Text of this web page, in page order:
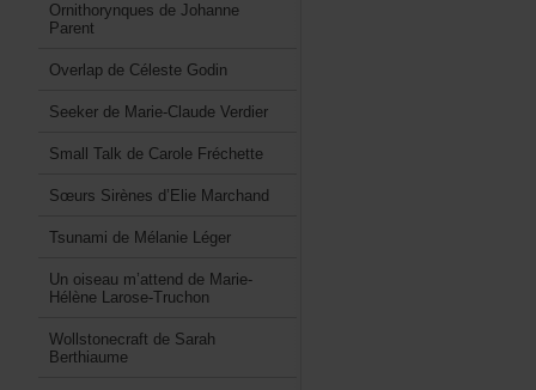
OrnithorynquesdeJohanne
Parent
OverlapdeCélesteGodin
SeekerdeMarie-ClaudeVerdier
SmallTalkdeCaroleFréchette
SœursSirènesd’ElieMarchand
TsunamideMélanieLéger
Unoiseaum’attenddeMarie-
HélèneLarose-Truchon
WollstonecraftdeSarah
Berthiaume